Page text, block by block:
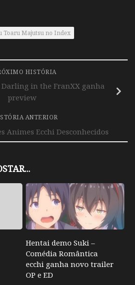
Toaru Majutsu no Index
HISTÓRIA
in the FranXX ganha
preview
ANTERIOR
Animes Ecchi Desconhecidos
Hentai demo Suki –
Comédia Romântica
ecchi ganha novo trailer
OP e ED